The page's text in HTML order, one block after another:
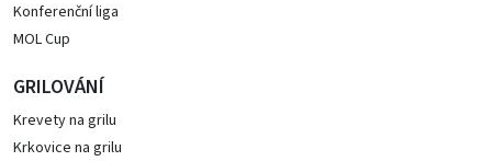
Konferenční liga
MOL Cup
GRILOVÁNÍ
Krevety na grilu
Krkovice na grilu